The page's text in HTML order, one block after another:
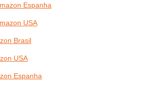
Espanha
USA
Brasil
USA
Espanha